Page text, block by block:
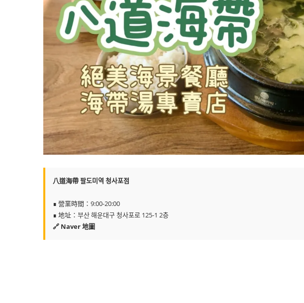
八道海帶 팔도미역 청사포점
∎ 營業時間：9:00-20:00
∎ 地址：부산 해운대구 청사포로 125-1 2층
🔗 Naver 地圖